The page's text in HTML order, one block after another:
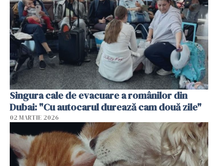
Singura cale de evacuare a românilor din
Dubai: "Cu autocarul durează cam două zile"
02 MARTIE 2026